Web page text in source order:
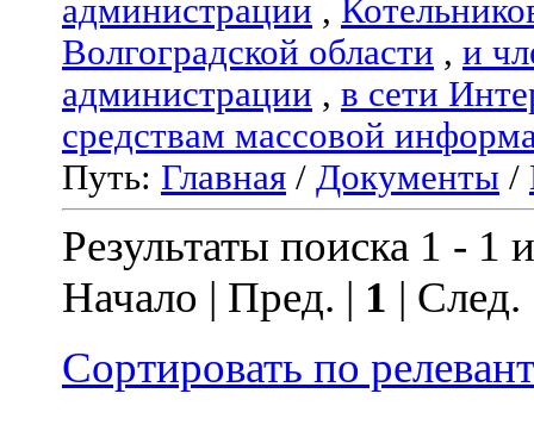
администрации ,
Волгоградской области , и
администрации , в сети
средствам массовой
Путь: Главная / Документы /
Результаты поиска 1 - 1
Начало | Пред. | 1 |
Сортировать по